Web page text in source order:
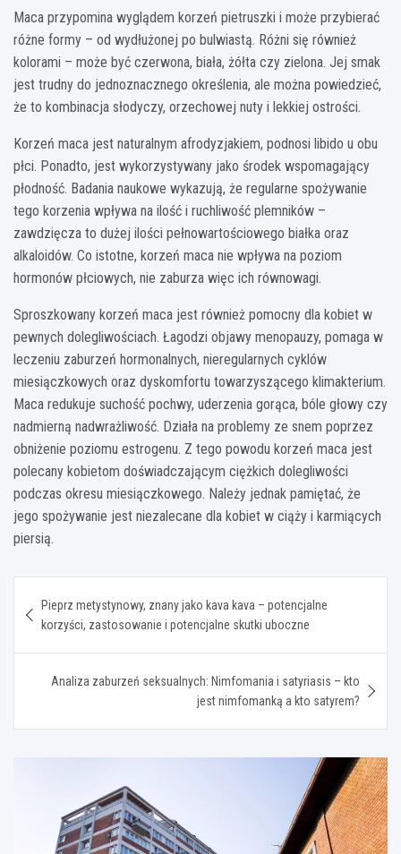
Maca przypomina wyglądem korzeń pietruszki i może przybierać
różne formy – od wydłużonej po bulwiastą. Różni się również
kolorami – może być czerwona, biała, żółta czy zielona. Jej smak
jest trudny do jednoznacznego określenia, ale można powiedzieć,
że to kombinacja słodyczy, orzechowej nuty i lekkiej ostrości.
Korzeń maca jest naturalnym afrodyzjakiem, podnosi libido u obu
płci. Ponadto, jest wykorzystywany jako środek wspomagający
płodność. Badania naukowe wykazują, że regularne spożywanie
tego korzenia wpływa na ilość i ruchliwość plemników –
zawdzięcza to dużej ilości pełnowartościowego białka oraz
alkaloidów. Co istotne, korzeń maca nie wpływa na poziom
hormonów płciowych, nie zaburza więc ich równowagi.
Sproszkowany korzeń maca jest również pomocny dla kobiet w
pewnych dolegliwościach. Łagodzi objawy menopauzy, pomaga w
leczeniu zaburzeń hormonalnych, nieregularnych cyklów
miesiączkowych oraz dyskomfortu towarzyszącego klimakterium.
Maca redukuje suchość pochwy, uderzenia gorąca, bóle głowy czy
nadmierną nadwrażliwość. Działa na problemy ze snem poprzez
obniżenie poziomu estrogenu. Z tego powodu korzeń maca jest
polecany kobietom doświadczającym ciężkich dolegliwości
podczas okresu miesiączkowego. Należy jednak pamiętać, że
jego spożywanie jest niezalecane dla kobiet w ciąży i karmiących
piersią.
wpisu
Pieprz metystynowy, znany jako kava kava – potencjalne
korzyści, zastosowanie i potencjalne skutki uboczne
Analiza zaburzeń seksualnych: Nimfomania i satyriasis – kto
jest nimfomanką a kto satyrem?